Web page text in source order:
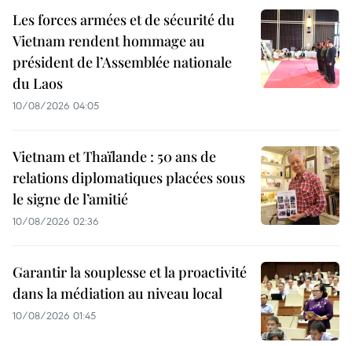
Les forces armées et de sécurité du
Vietnam rendent hommage au
président de l’Assemblée nationale
du Laos
10/08/2026 04:05
Vietnam et Thaïlande : 50 ans de
relations diplomatiques placées sous
le signe de l’amitié
10/08/2026 02:36
Garantir la souplesse et la proactivité
dans la médiation au niveau local
10/08/2026 01:45